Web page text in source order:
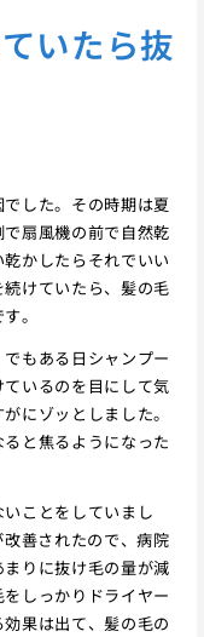
いたら抜
した。その時期は夏
扇風機の前で自然乾
かしたらそれでいい
けていたら、髪の毛
。
もある日シャンプー
いるのを目にして気
にゾッとしました。
と焦るようになった
ことをしていまし
善されたので、病院
りに抜け毛の量が減
しっかりドライヤー
果は出て、髪の毛の